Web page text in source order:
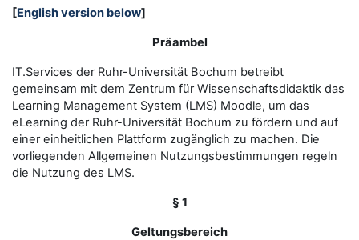
[English version below]
Präambel
IT.Services der Ruhr-Universität Bochum betreibt
gemeinsam mit dem Zentrum für Wissenschaftsdidaktik das
Learning Management System (LMS) Moodle, um das
eLearning der Ruhr-Universität Bochum zu fördern und auf
einer einheitlichen Plattform zugänglich zu machen. Die
vorliegenden Allgemeinen Nutzungsbestimmungen regeln
die Nutzung des LMS.
§ 1
Geltungsbereich